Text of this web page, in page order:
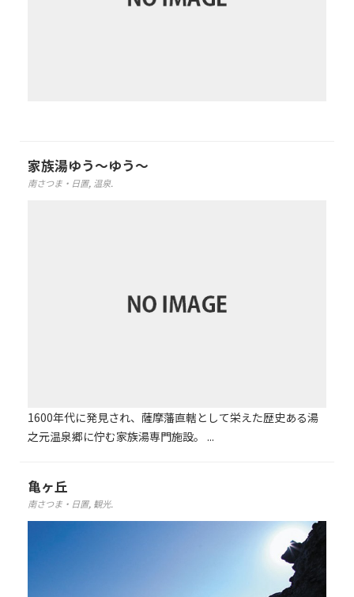
家族湯ゆう～ゆう～
南さつま・日置, 温泉.
1600年代に発見され、薩摩藩直轄として栄えた歴史ある湯
之元温泉郷に佇む家族湯専門施設。 ...
亀ヶ丘
南さつま・日置, 観光.